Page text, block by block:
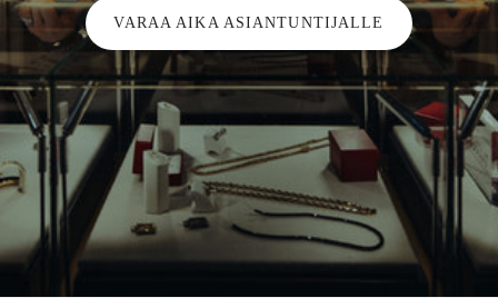
VARAA AIKA ASIANTUNTIJALLE